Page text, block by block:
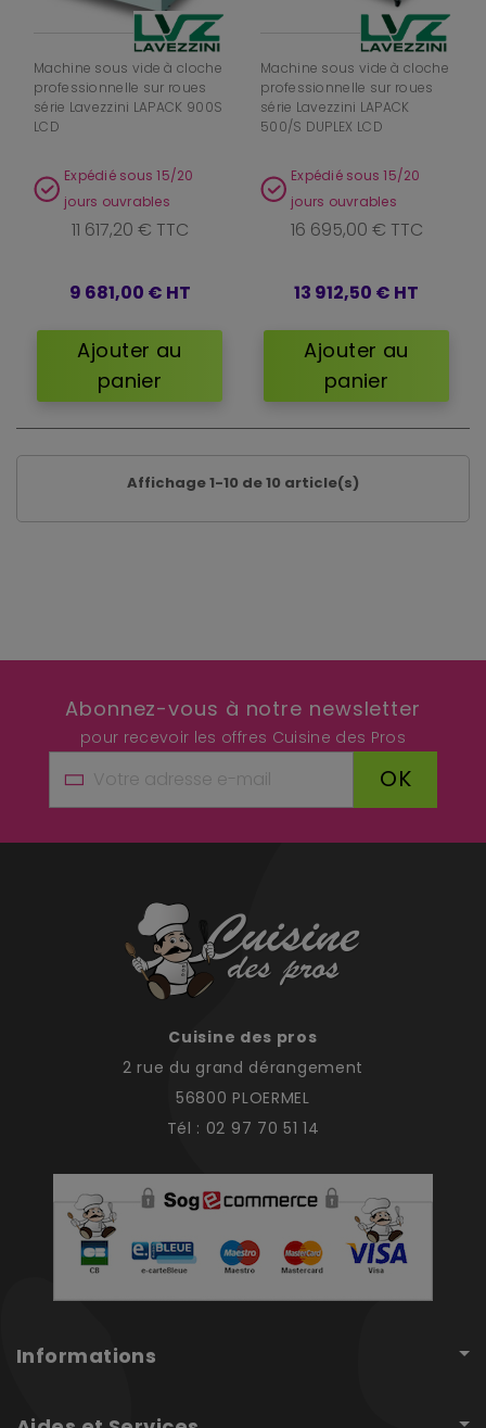
Machine sous vide à cloche
professionnelle sur roues
série Lavezzini LAPACK 900S
LCD
Expédié sous 15/20
jours ouvrables
11 617,20 € TTC
9 681,00 € HT
Ajouter au
panier
Machine sous vide à cloche
professionnelle sur roues
série Lavezzini LAPACK
500/S DUPLEX LCD
Expédié sous 15/20
jours ouvrables
16 695,00 € TTC
13 912,50 € HT
Ajouter au
panier
Affichage 1-10 de 10 article(s)
Abonnez-vous à notre newsletter
pour recevoir les offres Cuisine des Pros
OK
Cuisine des pros
2 rue du grand dérangement
56800 PLOERMEL
Tél : 02 97 70 51 14
Informations